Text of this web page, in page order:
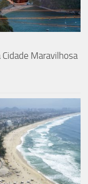
Cidade Maravilhosa